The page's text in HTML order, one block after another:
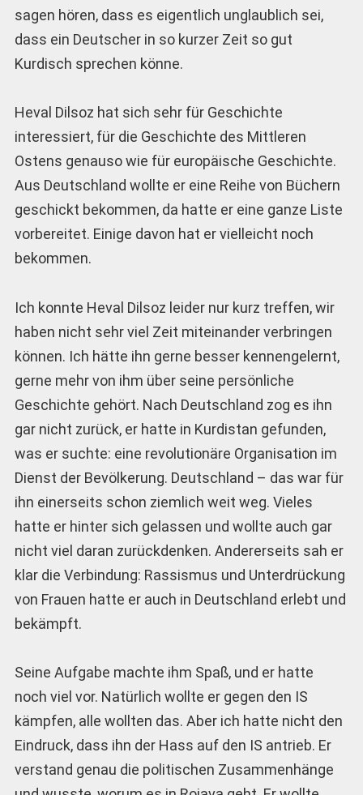
sagen hören, dass es eigentlich unglaublich sei,
dass ein Deutscher in so kurzer Zeit so gut
Kurdisch sprechen könne.
Heval Dilsoz hat sich sehr für Geschichte
interessiert, für die Geschichte des Mittleren
Ostens genauso wie für europäische Geschichte.
Aus Deutschland wollte er eine Reihe von Büchern
geschickt bekommen, da hatte er eine ganze Liste
vorbereitet. Einige davon hat er vielleicht noch
bekommen.
Ich konnte Heval Dilsoz leider nur kurz treffen, wir
haben nicht sehr viel Zeit miteinander verbringen
können. Ich hätte ihn gerne besser kennengelernt,
gerne mehr von ihm über seine persönliche
Geschichte gehört. Nach Deutschland zog es ihn
gar nicht zurück, er hatte in Kurdistan gefunden,
was er suchte: eine revolutionäre Organisation im
Dienst der Bevölkerung. Deutschland – das war für
ihn einerseits schon ziemlich weit weg. Vieles
hatte er hinter sich gelassen und wollte auch gar
nicht viel daran zurückdenken. Andererseits sah er
klar die Verbindung: Rassismus und Unterdrückung
von Frauen hatte er auch in Deutschland erlebt und
bekämpft.
Seine Aufgabe machte ihm Spaß, und er hatte
noch viel vor. Natürlich wollte er gegen den IS
kämpfen, alle wollten das. Aber ich hatte nicht den
Eindruck, dass ihn der Hass auf den IS antrieb. Er
verstand genau die politischen Zusammenhänge